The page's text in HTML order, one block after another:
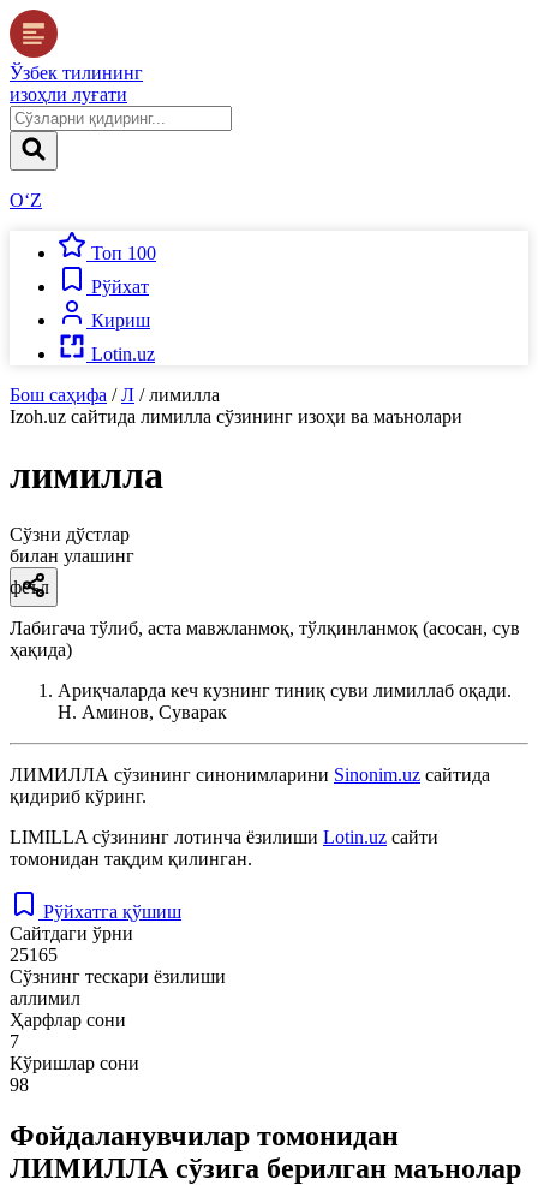
Ўзбек тилининг
изоҳли луғати
O‘Z
Топ 100
Рўйхат
Кириш
Lotin.uz
Бош саҳифа / Л / лимилла
Izoh.uz сайтида лимилла сўзининг изоҳи ва маънолари
лимилла
Сўзни дўстлар
билан улашинг
феъл
Лабигача тўлиб, аста мавжланмоқ, тўлқинланмоқ (асосан, сув
ҳақида)
Ариқчаларда кеч кузнинг тиниқ суви лимиллаб оқади.
Н. Аминов, Суварак
ЛИМИЛЛА сўзининг синонимларини Sinonim.uz сайтида
қидириб кўринг.
LIMILLA сўзининг лотинча ёзилиши Lotin.uz сайти
томонидан тақдим қилинган.
Рўйхатга қўшиш
Сайтдаги ўрни
25165
Сўзнинг тескари ёзилиши
аллимил
Ҳарфлар сони
7
Кўришлар сони
98
Фойдаланувчилар томонидан
ЛИМИЛЛА сўзига берилган маънолар